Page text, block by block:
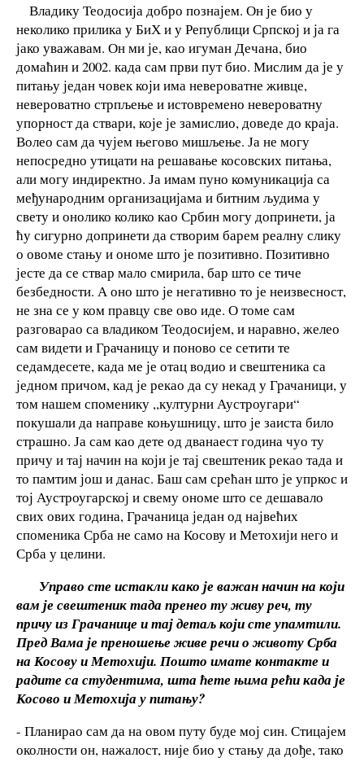
Владику Теодосија добро познајем. Он је био у
неколико прилика у БиХ и у Републици Српској и ја га
јако уважавам. Он ми је, као игуман Дечана, био
домаћин и 2002. када сам први пут био. Мислим да је у
питању један човек који има невероватне живце,
невероватно стрпљење и истовремено невероватну
упорност да ствари, које је замислио, доведе до краја.
Волео сам да чујем његово мишљење. Ја не могу
непосредно утицати на решавање косовских питања,
али могу индиректно. Ја имам пуно комуникација са
међународним организацијама и битним људима у
свету и онолико колико као Србин могу допринети, ја
ћу сигурно допринети да створим барем реалну слику
о овоме стању и ономе што је позитивно. Позитивно
јесте да се ствар мало смирила, бар што се тиче
безбедности. А оно што је негативно то је неизвесност,
не зна се у ком правцу све ово иде. О томе сам
разговарао са владиком Теодосијем, и наравно, желео
сам видети и Грачаницу и поново се сетити те
седамдесете, када ме је отац водио и свештеника са
једном причом, кад је рекао да су некад у Грачаници, у
том нашем споменику ,,културни Аустроугари“
покушали да направе коњушницу, што је заиста било
страшно. Ја сам као дете од дванаест година чуо ту
причу и тај начин на који је тај свештеник рекао тада и
то памтим још и данас. Баш сам срећан што је упркос и
тој Аустроугарској и свему ономе што се дешавало
свих ових година, Грачаница један од највећих
споменика Срба не само на Косову и Метохији него и
Срба у целини.
Управо сте истакли како је важан начин на који
вам је свештеник тада пренео ту живу реч, ту
причу из Грачанице и тај детаљ који сте упамтили.
Пред Вама је преношење живе речи о животу Срба
на Косову и Метохији. Пошто имате контакте и
радите са студентима, шта ћете њима рећи када је
Косово и Метохија у питању?
- Планирао сам да на овом путу буде мој син. Стицајем
околности он, нажалост, није био у стању да дође, тако